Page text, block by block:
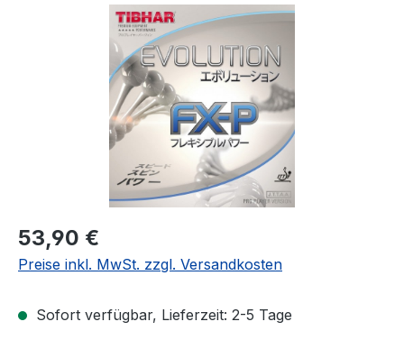
Regulärer Preis:
53,90 €
Preise inkl. MwSt. zzgl. Versandkosten
Sofort verfügbar, Lieferzeit: 2-5 Tage